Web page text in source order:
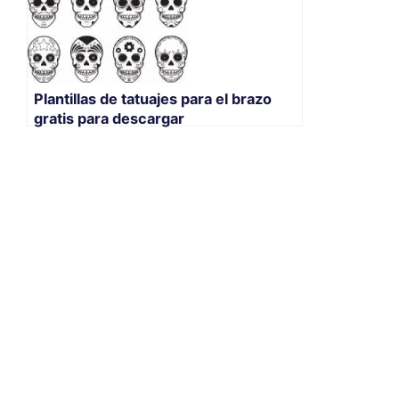
Plantillas de tatuajes para el brazo
gratis para descargar